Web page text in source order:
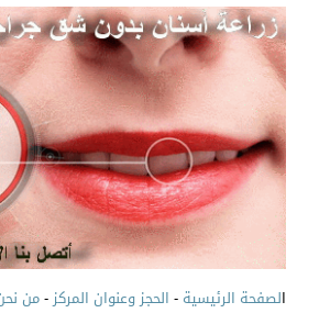
لصفحة الرئيسية-الحجز وعنوان المركز-من نحن